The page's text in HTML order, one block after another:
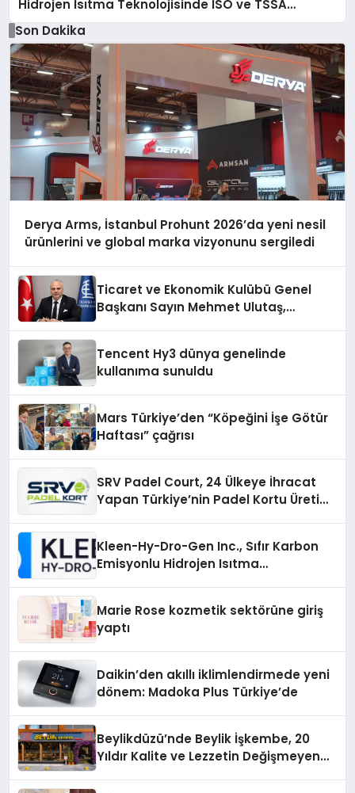
Hidrojen Isıtma Teknolojisinde ISO ve TSSA
Düzenleyici Onaylarını Aldı
Son Dakika
Derya Arms, İstanbul Prohunt 2026’da yeni nesil
ürünlerini ve global marka vizyonunu sergiledi
Ticaret ve Ekonomik Kulübü Genel
Başkanı Sayın Mehmet Ulutaş,
Tencent Hy3 dünya genelinde
kullanıma sunuldu
Mars Türkiye’den “Köpeğini İşe Götür
Haftası” çağrısı
SRV Padel Court, 24 Ülkeye İhracat
Yapan Türkiye’nin Padel Kortu Üretim
Kleen-Hy-Dro-Gen Inc., Sıfır Karbon
Emisyonlu Hidrojen Isıtma
Marie Rose kozmetik sektörüne giriş
yaptı
Daikin’den akıllı iklimlendirmede yeni
dönem: Madoka Plus Türkiye’de
Beylikdüzü’nde Beylik İşkembe, 20
Yıldır Kalite ve Lezzetin Değişmeyen